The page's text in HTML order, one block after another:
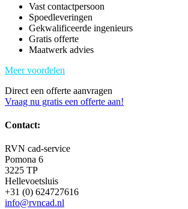
Vast contactpersoon
Spoedleveringen
Gekwalificeerde ingenieurs
Gratis offerte
Maatwerk advies
Meer voordelen
Direct een offerte aanvragen
Vraag nu gratis een offerte aan!
Contact:
RVN cad-service
Pomona 6
3225 TP
Hellevoetsluis
+31 (0) 624727616
info@rvncad.nl